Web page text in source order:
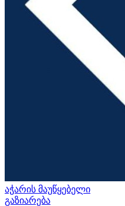
აჭარის მაუწყებელი
გაზიარება